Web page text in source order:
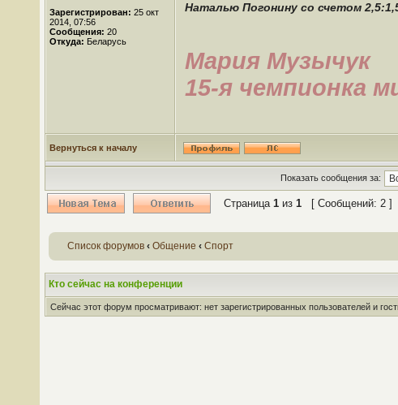
Зарегистрирован: 25 окт
2014, 07:56
Сообщения: 20
Откуда: Беларусь
Наталью Погонину со счетом
Мария Музычук
15-я чемпионка
Вернуться к началу
Показать сообщения за:
Страница 1 из 1 [ Сообщений: 2 ]
Список форумов ‹ Общение ‹ Спорт
Кто сейчас на конференции
Сейчас этот форум просматривают: нет зарегистрированных пользователей и